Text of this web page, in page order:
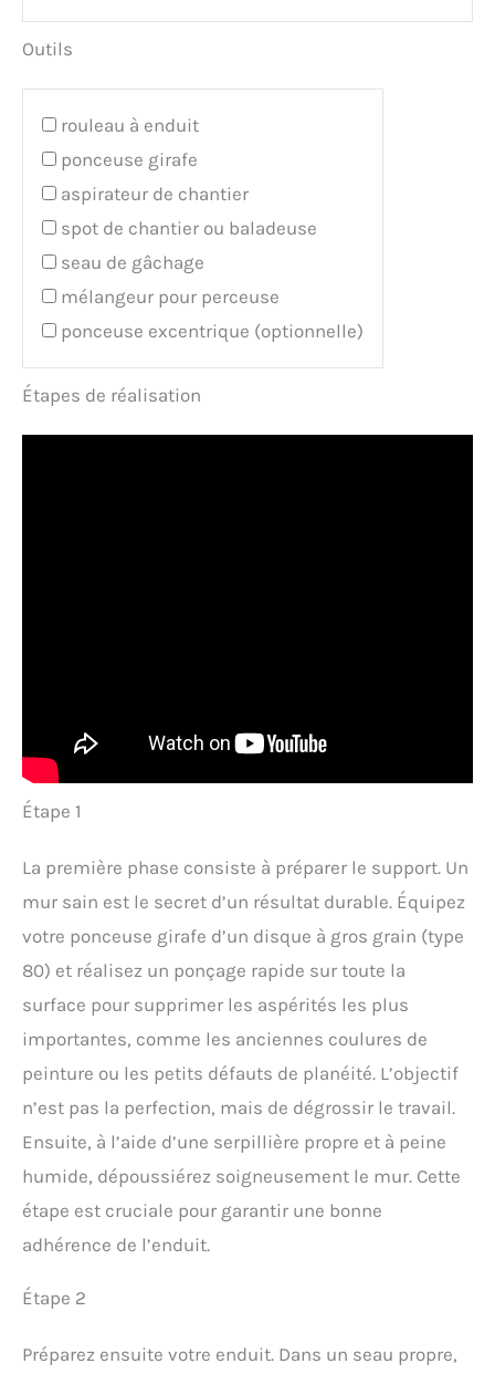
Outils
rouleau à enduit
ponceuse girafe
aspirateur de chantier
spot de chantier ou baladeuse
seau de gâchage
mélangeur pour perceuse
ponceuse excentrique (optionnelle)
Étapes de réalisation
Étape 1
La première phase consiste à préparer le support. Un
mur sain est le secret d’un résultat durable. Équipez
votre ponceuse girafe d’un disque à gros grain (type
80) et réalisez un ponçage rapide sur toute la
surface pour supprimer les aspérités les plus
importantes, comme les anciennes coulures de
peinture ou les petits défauts de planéité. L’objectif
n’est pas la perfection, mais de dégrossir le travail.
Ensuite, à l’aide d’une serpillière propre et à peine
humide, dépoussiérez soigneusement le mur. Cette
étape est cruciale pour garantir une bonne
adhérence de l’enduit.
Étape 2
Préparez ensuite votre enduit. Dans un seau propre,